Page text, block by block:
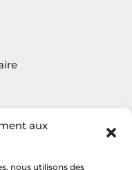
aux
nous utilisons des